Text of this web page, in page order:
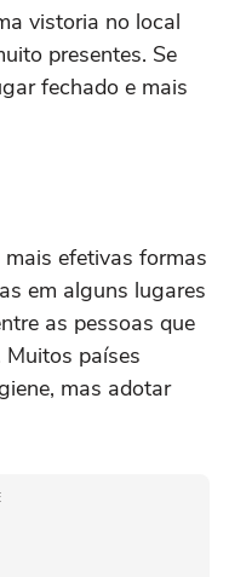
vistoria no local
presentes. Se
fechado e mais
efetivas formas
em alguns lugares
as pessoas que
Muitos países
mas adotar